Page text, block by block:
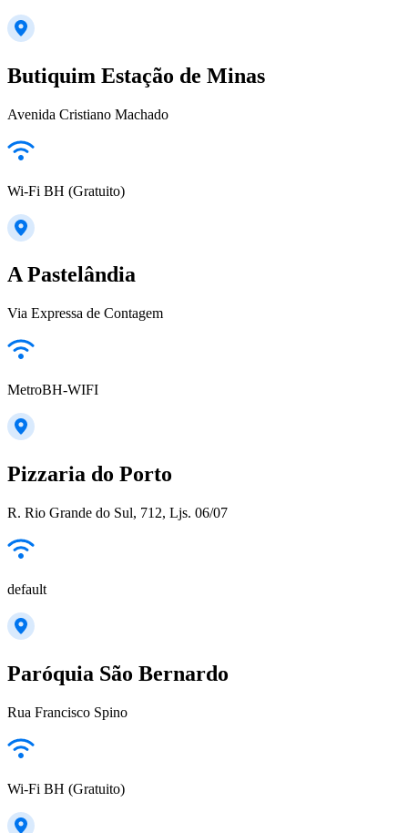
Butiquim Estação de Minas
Avenida Cristiano Machado
Wi-Fi BH (Gratuito)
A Pastelândia
Via Expressa de Contagem
MetroBH-WIFI
Pizzaria do Porto
R. Rio Grande do Sul, 712, Ljs. 06/07
default
Paróquia São Bernardo
Rua Francisco Spino
Wi-Fi BH (Gratuito)